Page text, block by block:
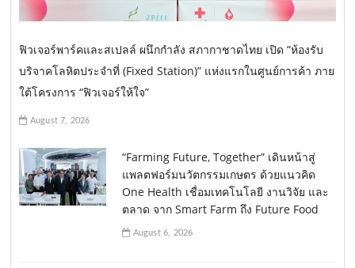
ฟิวเจอร์พาร์คและสเปลล์ ผนึกกำลัง สภากาชาดไทย เปิด “ห้องรับ
บริจาคโลหิตประจำที่ (Fixed Station)” แห่งแรกในศูนย์การค้า ภาย
ใต้โครงการ “ฟิวเจอร์ให้ใจ”
August 7, 2026
“Farming Future, Together” เดินหน้าสู่
แพลตฟอร์มนวัตกรรมเกษตร ด้วยแนวคิด
One Health เชื่อมเทคโนโลยี งานวิจัย และ
ตลาด จาก Smart Farm ถึง Future Food
August 6, 2026